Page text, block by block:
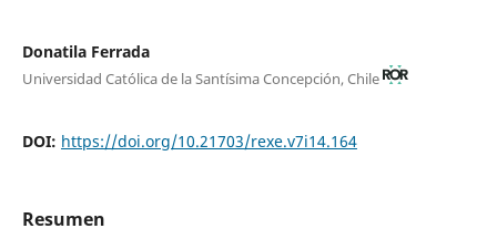
Donatila Ferrada
Universidad Católica de la Santísima Concepción, Chile
DOI: https://doi.org/10.21703/rexe.v7i14.164
Resumen